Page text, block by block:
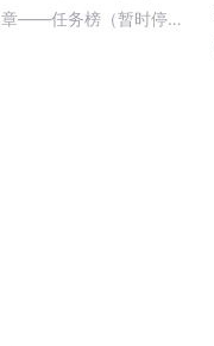
——任务榜（暂时停